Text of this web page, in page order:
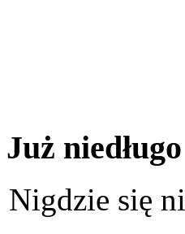
Już niedługo
Nigdzie się